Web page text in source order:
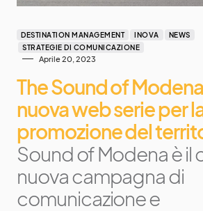
DESTINATION MANAGEMENT INOVA
NEWS
STRATEGIE DI COMUNICAZIONE
Aprile 20, 2023
The Sound of
nuova web serie per
promozione del
Sound of Modena è il
nuova campagna di
comunicazione e